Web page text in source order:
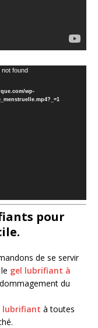
found
wp-
pour
de se servir
gel lubrifiant à
du
lubrifiant à toutes